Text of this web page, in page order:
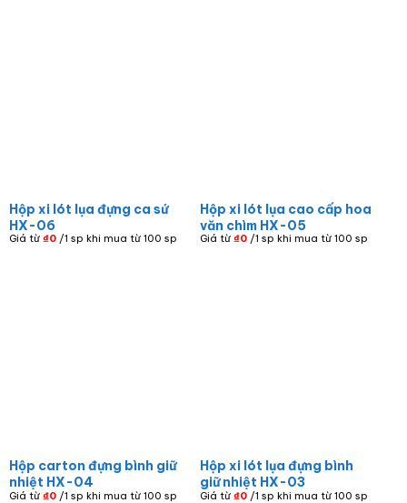
Hộp xi lót lụa đựng ca sứ
HX-06
Giá từ ₫0/1 sp khi mua từ 100 sp
Hộp xi lót lụa cao cấp hoa
văn chìm HX-05
Giá từ₫0 /1 sp khi mua từ 100 sp
Hộp carton đựng bình giữ
nhiệt HX-04
Giá từ ₫0/1 sp khi mua từ 100 sp
Hộp xi lót lụa đựng bình
giữ nhiệt HX-03
Giá từ₫0 /1 sp khi mua từ 100 sp